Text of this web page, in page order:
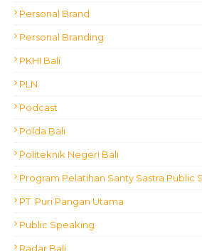
Personal Brand
Personal Branding
PKHI Bali
PLN
Podcast
Polda Bali
Politeknik Negeri Bali
Program Pelatihan Santy Sastra Public
PT. Puri Pangan Utama
Public Speaking
Radar Bali